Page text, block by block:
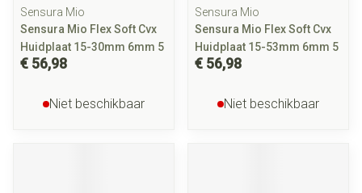
Sensura Mio
Sensura Mio Flex Soft Cvx
Huidplaat 15-30mm 6mm 5
€ 56,98
Niet beschikbaar
Sensura Mio
Sensura Mio Flex Soft Cvx
Huidplaat 15-53mm 6mm 5
€ 56,98
Niet beschikbaar